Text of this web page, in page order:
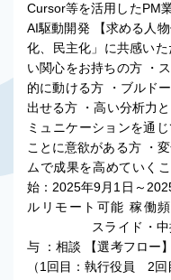
Cursor等を活用したPM
AI駆動開発 【求める人
化、民主化」に共感い
い関心をお持ちの方 ・
的に動ける方 ・ブルド
出せる方 ・高い分析力
ミュニケーションを通
ことに意欲がある方 ・
ムで成果を高めていく
始：2025年9月1日～
ルリモート可能 稼働
スライド・中抜け
与 ：相談 【選考フロー
（1回目：執行役員 2回